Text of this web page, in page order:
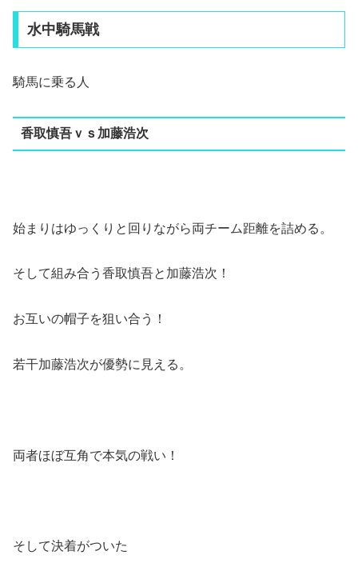
水中騎馬戦
騎馬に乗る人
香取慎吾ｖｓ加藤浩次
始まりはゆっくりと回りながら両チーム距離を詰める。
そして組み合う香取慎吾と加藤浩次！
お互いの帽子を狙い合う！
若干加藤浩次が優勢に見える。
両者ほぼ互角で本気の戦い！
そして決着がついた